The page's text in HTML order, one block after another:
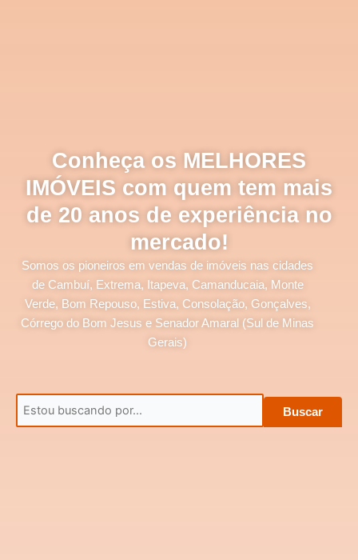
Conheça os MELHORES
IMÓVEIS com quem tem mais
de 20 anos de experiência no
mercado!
Somos os pioneiros em vendas de imóveis nas cidades
de Cambuí, Extrema, Itapeva, Camanducaia, Monte
Verde, Bom Repouso, Estiva, Consolação, Gonçalves,
Córrego do Bom Jesus e Senador Amaral (Sul de Minas
Gerais)
Buscar